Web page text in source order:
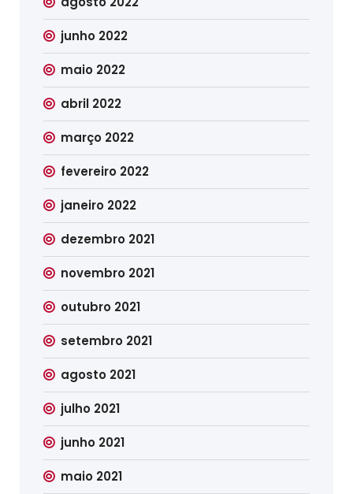
junho 2022
maio 2022
abril 2022
março 2022
fevereiro 2022
janeiro 2022
dezembro 2021
novembro 2021
outubro 2021
setembro 2021
agosto 2021
julho 2021
junho 2021
maio 2021